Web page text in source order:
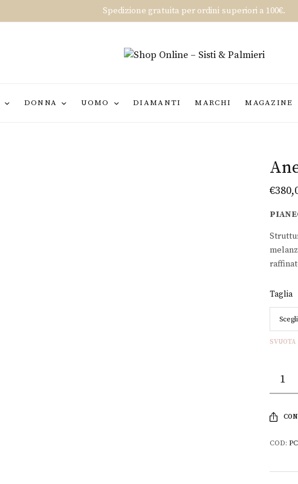
Spedizione gratuita per ordini superiori a 100€.
DONNA UOMO DIAMANTI MARCHI MAGAZINE
€
Taglia
SVUOTA
COD: